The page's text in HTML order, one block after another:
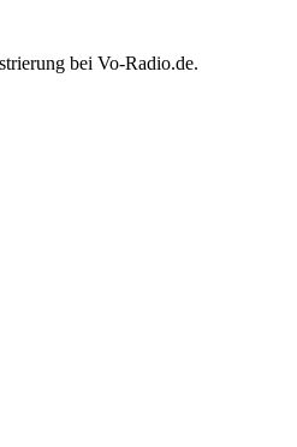
bei Vo-Radio.de.